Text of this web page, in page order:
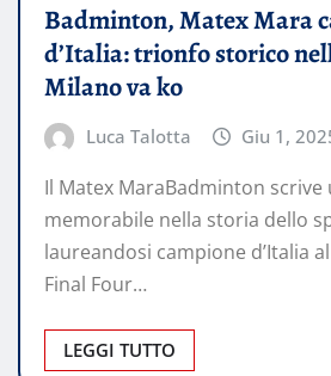
Badminton, Matex Mara
d’Italia: trionfo storico
Milano va ko
Luca Talotta Giu 1,
Il Matex MaraBadminton scrive
memorabile nella storia dello
laureandosi campione d’Italia
Final Four…
LEGGI TUTTO